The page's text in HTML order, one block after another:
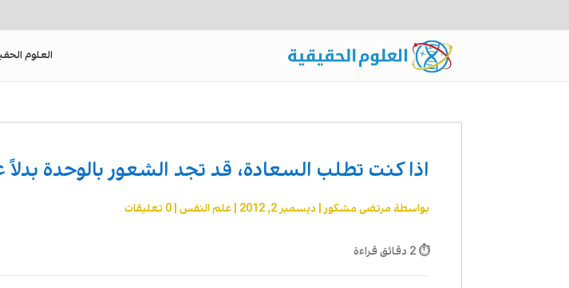
العلوم
اذا كنت تطلب السعادة، قد تجد الشعور بالوحدة بدلاً
بواسطة مرتضى مشكور | ديسمبر 2, 2012 |علم النفس |0 تعليقات
⏱ 2 دقائق قراءة